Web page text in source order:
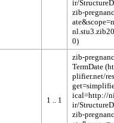
1 .. 1
zib-
TermDate